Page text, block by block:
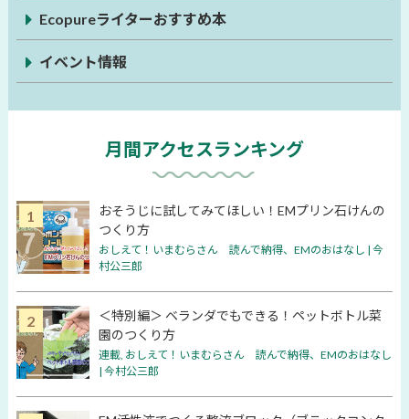
Ecopureライターおすすめ本
イベント情報
月間アクセスランキング
おそうじに試してみてほしい！EMプリン石けんの
つくり方
おしえて！いまむらさん 読んで納得、EMのおはなし | 今
村公三郎
＜特別編＞ ベランダでもできる！ペットボトル菜
園のつくり方
連載, おしえて！いまむらさん 読んで納得、EMのおはなし
| 今村公三郎